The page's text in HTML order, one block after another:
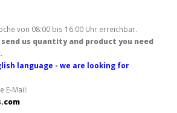
von 08:00 bis 16:00 Uhr erreichbar.
send us quantity and product you need
language - we are looking for
E-Mail: